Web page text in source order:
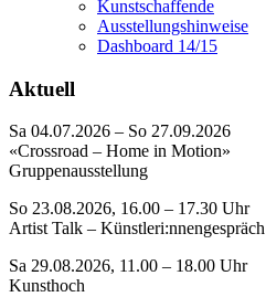
Kunstschaffende
Ausstellungshinweise
Dashboard 14/15
Aktuell
Sa 04.07.2026 – So 27.09.2026
«Crossroad – Home in Motion»
Gruppenausstellung
So 23.08.2026, 16.00 – 17.30 Uhr
Artist Talk – Künstleri:nnengespräch
Sa 29.08.2026, 11.00 – 18.00 Uhr
Kunsthoch